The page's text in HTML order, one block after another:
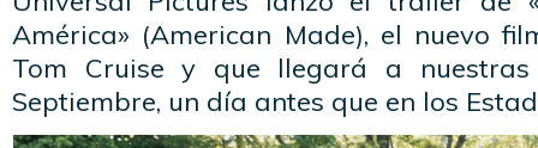
América» (American Made), el nuevo
Tom Cruise y que llegará a
Septiembre, un día antes que en los